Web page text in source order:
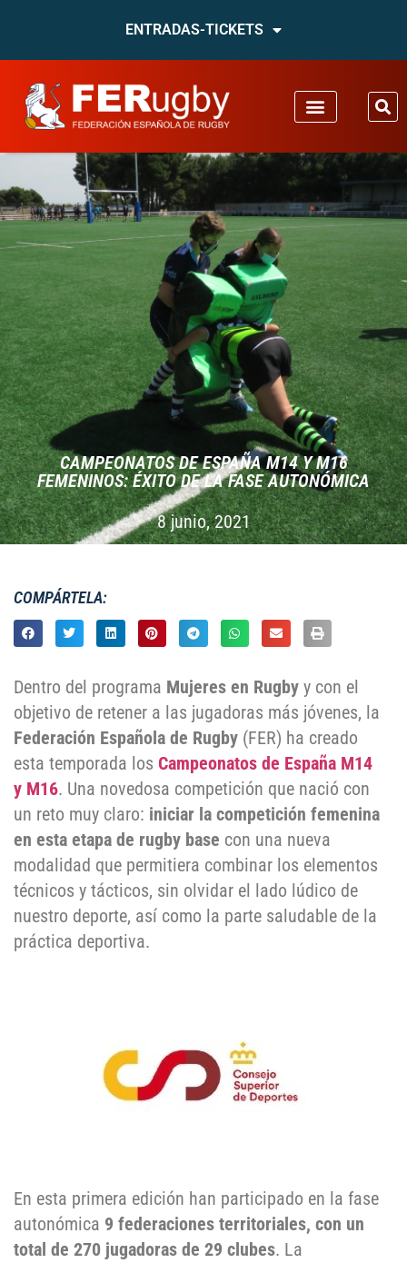
ENTRADAS-TICKETS
CAMPEONATOS DE ESPAÑA M14 Y M16
FEMENINOS: ÉXITO DE LA FASE AUTONÓMICA
8 junio, 2021
COMPÁRTELA:
Dentro del programa Mujeres en Rugby y con el
objetivo de retener a las jugadoras más jóvenes, la
Federación Española de Rugby (FER) ha creado
esta temporada los Campeonatos de España M14
y M16. Una novedosa competición que nació con
un reto muy claro: iniciar la competición femenina
en esta etapa de rugby base con una nueva
modalidad que permitiera combinar los elementos
técnicos y tácticos, sin olvidar el lado lúdico de
nuestro deporte, así como la parte saludable de la
práctica deportiva.
En esta primera edición han participado en la fase
autonómica 9 federaciones territoriales, con un
total de 270 jugadoras de 29 clubes. La